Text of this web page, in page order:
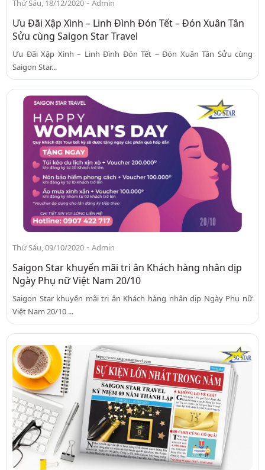
Thứ Sáu, 18/12/2020 Admin
Ưu Đãi Xập Xình – Linh Đình Đón Tết – Đón Xuân Tân
Sửu cùng Saigon Star Travel
Ưu Đãi Xập Xình – Linh Đình Đón Tết – Đón Xuân Tân Sửu cùng
Saigon Star...
Thứ Sáu, 09/10/2020 - Admin
Saigon Star khuyến mãi tri ân Khách hàng nhân dịp
Ngày Phụ nữ Việt Nam 20/10
Saigon Star khuyến mãi tri ân Khách hàng nhân dịp Ngày Phụ nữ
Việt Nam 20/10 ...